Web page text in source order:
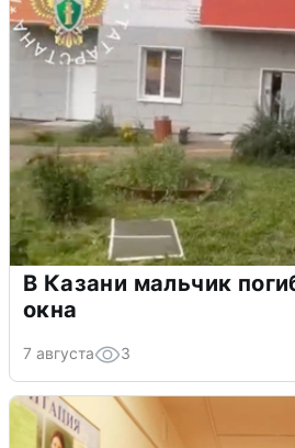
В Казани мальчик
окна
7 августа 3